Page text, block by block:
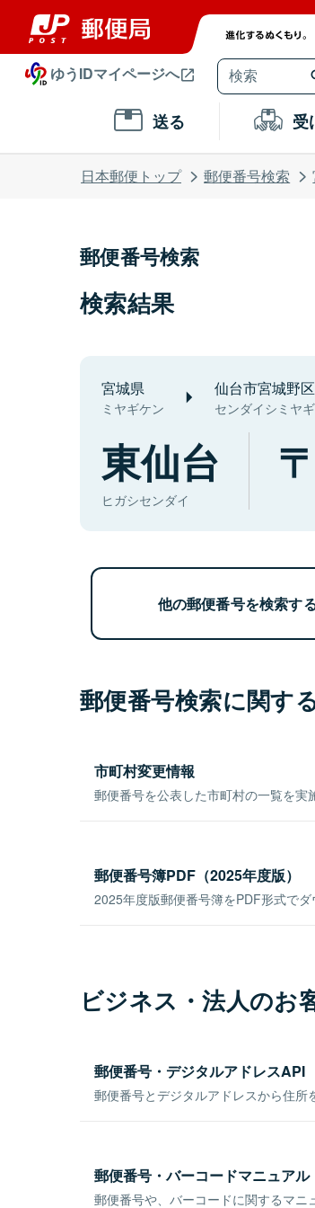
ゆうIDマイページへ
送る 受
日本郵便トップ 郵便番号検索
郵便番号検索
検索結果
宮城県
ミヤギケン
仙台市宮城野区
センダイシミヤ
東仙台
ヒガシセンダイ
他の郵便番号を検索す
郵便番号検索に関す
市町村変更情報
郵便番号を公表した市町村の一覧を実
郵便番号簿PDF（2025年度版）
2025年度版郵便番号簿をPDF形式でダ
ビジネス・法人のお
郵便番号・デジタルアドレスAPI
郵便番号とデジタルアドレスから住所
郵便番号・バーコードマニュアル
郵便番号や、バーコードに関するマニ